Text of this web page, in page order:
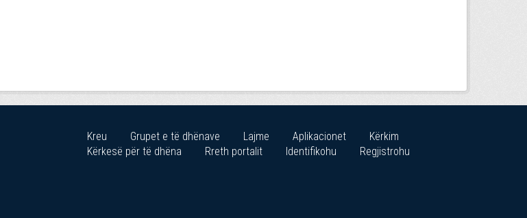
Kreu Grupet e të dhënave Lajme Aplikacionet
Kërkim
Kërkesë për të dhëna
Rreth portalit Identifikohu Regjistrohu